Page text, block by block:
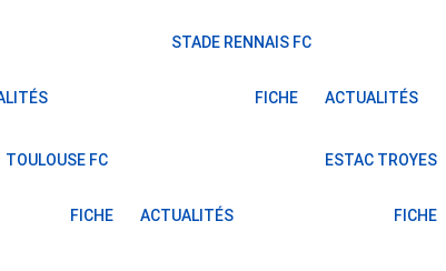
STADE RENNAIS FC
FICHE ACTUALITÉS
TOULOUSE FC
FICHE ACTUALITÉS
ESTAC TROYES
FICHE